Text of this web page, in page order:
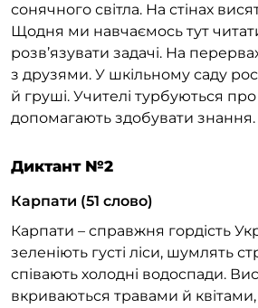
сонячного світла. На стінах
Щодня ми навчаємось тут
розв’язувати задачі. На
з друзями. У шкільному саду
й груші. Учителі турбуються про
допомагають здобувати знання.
Диктант №2
Карпати (51 слово)
Карпати – справжня гордість
зеленіють густі ліси, шумлять
співають холодні водоспади.
вкриваються травами й